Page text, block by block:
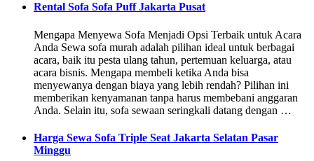
Rental Sofa Sofa Puff Jakarta Pusat
Mengapa Menyewa Sofa Menjadi Opsi Terbaik untuk Acara
Anda Sewa sofa murah adalah pilihan ideal untuk berbagai
acara, baik itu pesta ulang tahun, pertemuan keluarga, atau
acara bisnis. Mengapa membeli ketika Anda bisa
menyewanya dengan biaya yang lebih rendah? Pilihan ini
memberikan kenyamanan tanpa harus membebani anggaran
Anda. Selain itu, sofa sewaan seringkali datang dengan …
Harga Sewa Sofa Triple Seat Jakarta Selatan Pasar
Minggu